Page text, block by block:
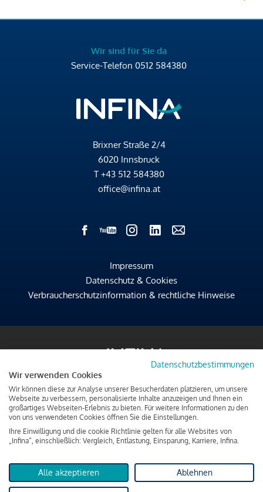
Wir sind für Sie da
Service-Telefon 0512 584380
Brixner Straße 2/4
6020 Innsbruck
T +43 512 584380
office@infina.at
Impressum
Datenschutz & Cookies
Verbraucherschutzinformation & rechtliche Hinweise
Datenschutzbestimmungen
Wir verwenden Cookies
Wir können diese zur Analyse unserer Besucherdaten platzieren, um unsere
Webseite zu verbessern, personalisierte Inhalte anzuzeigen und Ihnen ein
großartiges Webseiten-Erlebnis zu bieten. Für weitere Informationen zu den
von uns verwendeten Cookies öffnen Sie die Einstellungen.
Ihre Einwilligung und die cookie Richtlinie gelten für alle Websites von
„Infina“, einschließlich: Vergleich, Entlastung, Einsparung, Karriere, Infina.
Alle akzeptieren Ablehnen